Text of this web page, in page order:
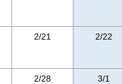
2/21 2/22
2/28 3/1